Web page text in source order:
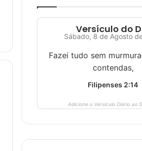
Versículo do
Sábado, 8 de Agosto
Fazei tudo sem
contendas,
Filipenses 2:14
Adicione o Versículo Diário ao